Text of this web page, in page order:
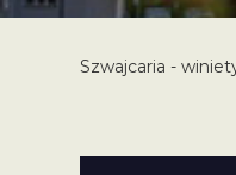
Szwajcaria -